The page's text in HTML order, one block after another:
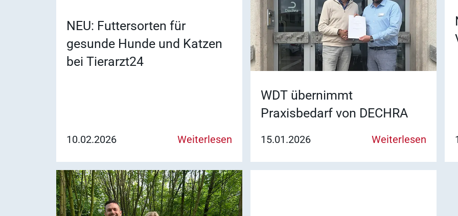
NEU: Futtersorten für
gesunde Hunde und Katzen
bei Tierarzt24
10.02.2026 Weiterlesen
WDT übernimmt
Praxisbedarf von DECHRA
15.01.2026 Weiterlesen